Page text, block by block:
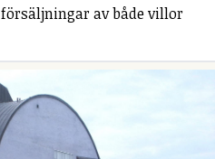
av både villor